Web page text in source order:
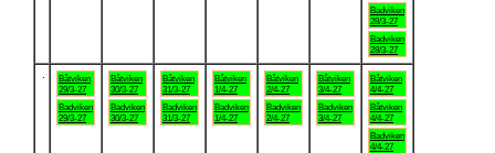
Badviken
28/3-27
Badviken
28/3-27
Båtviken
29/3-27
Badviken
29/3-27
Båtviken
30/3-27
Badviken
30/3-27
Båtviken
31/3-27
Badviken
31/3-27
Båtviken
1/4-27
Badviken
1/4-27
Båtviken
2/4-27
Badviken
2/4-27
Båtviken
3/4-27
Badviken
3/4-27
Båtviken
4/4-27
Båtviken
4/4-27
Badviken
4/4-27